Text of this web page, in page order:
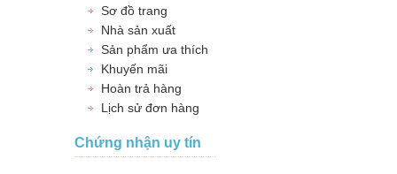
Sơ đồ trang
Nhà sản xuất
Sản phẩm ưa thích
Khuyến mãi
Hoàn trả hàng
Lịch sử đơn hàng
Chứng nhận uy tín